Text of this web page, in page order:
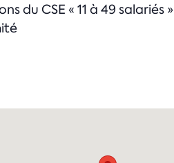
du CSE « 11 à 49 salariés »